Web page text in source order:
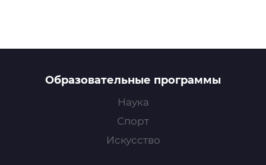
Образовательные программы
Наука
Спорт
Искусство